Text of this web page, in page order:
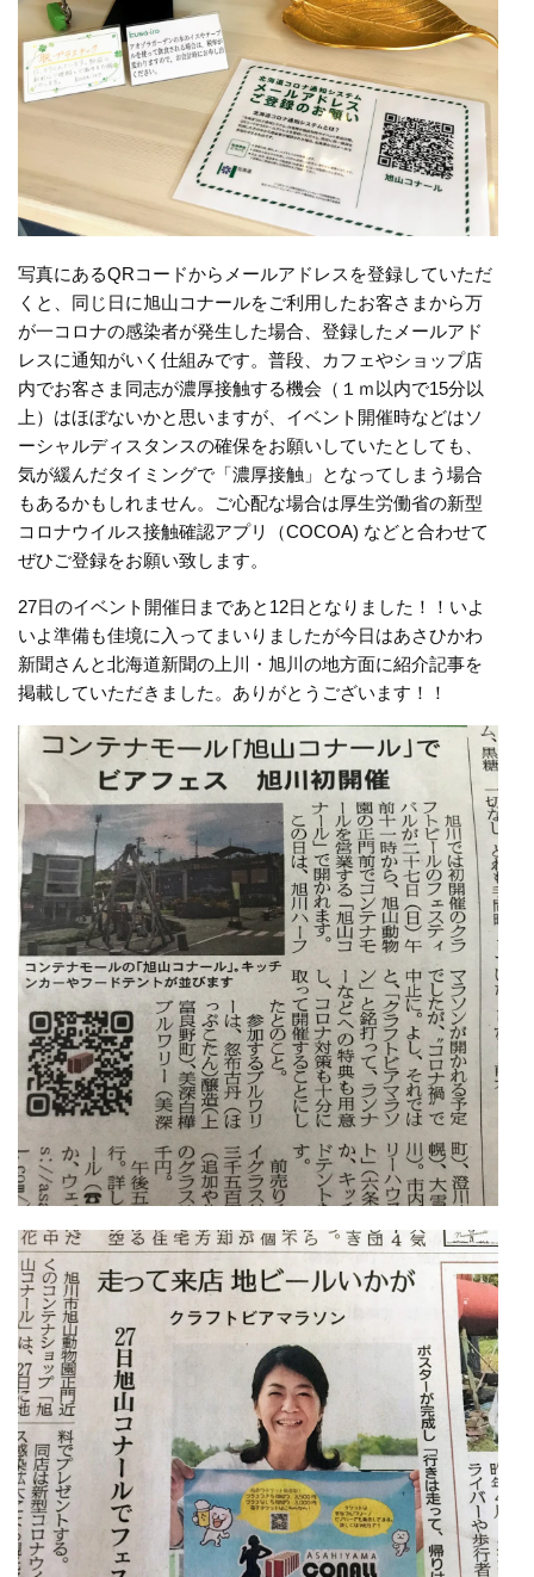
写真にあるQRコードからメールアドレスを登録していただ
くと、同じ日に旭山コナールをご利用したお客さまから万
が一コロナの感染者が発生した場合、登録したメールアド
レスに通知がいく仕組みです。普段、カフェやショップ店
内でお客さま同志が濃厚接触する機会（１ｍ以内で15分以
上）はほぼないかと思いますが、イベント開催時などはソ
ーシャルディスタンスの確保をお願いしていたとしても、
気が緩んだタイミングで「濃厚接触」となってしまう場合
もあるかもしれません。ご心配な場合は厚生労働省の新型
コロナウイルス接触確認アプリ（COCOA) などと合わせて
ぜひご登録をお願い致します。
27日のイベント開催日まであと12日となりました！！いよ
いよ準備も佳境に入ってまいりましたが今日はあさひかわ
新聞さんと北海道新聞の上川・旭川の地方面に紹介記事を
掲載していただきました。ありがとうございます！！